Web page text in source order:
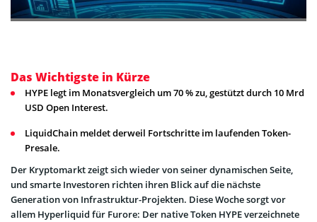
Das Wichtigste in Kürze
HYPE legt im Monatsvergleich um 70 % zu, gestützt durch 10 Mrd
USD Open Interest.
LiquidChain meldet derweil Fortschritte im laufenden Token-
Presale.
Der Kryptomarkt zeigt sich wieder von seiner dynamischen Seite,
und smarte Investoren richten ihren Blick auf die nächste
Generation von Infrastruktur-Projekten. Diese Woche sorgt vor
allem Hyperliquid für Furore: Der native Token HYPE verzeichnete